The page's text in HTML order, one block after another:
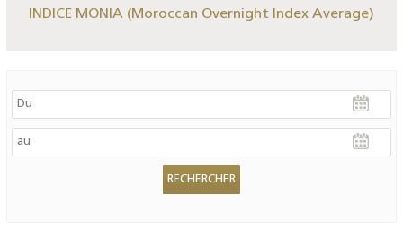
INDICE MONIA (Moroccan Overnight Index Average)